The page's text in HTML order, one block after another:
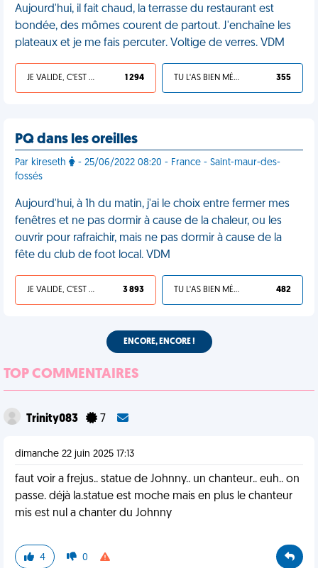
Aujourd'hui, il fait chaud, la terrasse du restaurant est
bondée, des mômes courent de partout. J'enchaîne les
plateaux et je me fais percuter. Voltige de verres. VDM
JE VALIDE, C'EST UNE VDM 1 294 TU L'AS BIEN MÉRITÉ 355
PQ dans les oreilles
Par kireseth
- 25/06/2022 08:20 - France - Saint-maur-des-
fossés
Aujourd'hui, à 1h du matin, j'ai le choix entre fermer mes
fenêtres et ne pas dormir à cause de la chaleur, ou les
ouvrir pour rafraichir, mais ne pas dormir à cause de la
fête du club de foot local. VDM
JE VALIDE, C'EST UNE VDM 3 893 TU L'AS BIEN MÉRITÉ 482
ENCORE, ENCORE !
TOP COMMENTAIRES
Trinity083 7
dimanche 22 juin 2025 17:13
faut voir a frejus.. statue de Johnny.. un chanteur.. euh.. on
passe. déjà la.statue est moche mais en plus le chanteur
mis est nul a chanter du Johnny
4 0